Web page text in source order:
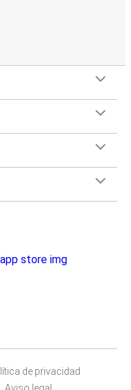
de privacidad
Aviso legal